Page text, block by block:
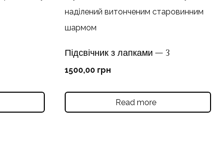
Підсвічник з лапками – 3
1500,00 грн
Read more